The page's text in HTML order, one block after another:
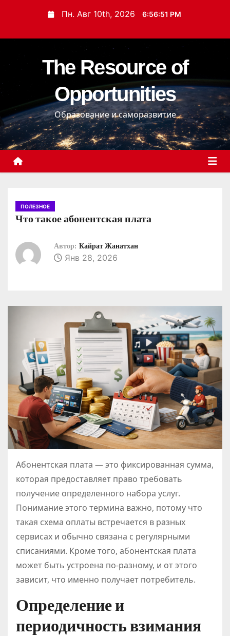
и
с
о
д
Пн. Авг 10th, 2026 6:56:52 PM
The Resource of
Opportunities
Образование и саморазвитие
ПОЛЕЗНОЕ
Что такое абонентская плата
Автор: Кайрат Жанатхан
Янв 28, 2026
Абонентская плата — это фиксированная сумма,
которая предоставляет право требовать
получение определенного набора услуг.
Понимание этого термина важно, потому что
такая схема оплаты встречается в разных
сервисах и обычно связана с регулярными
списаниями. Кроме того, абонентская плата
может быть устроена по-разному, и от этого
зависит, что именно получает потребитель.
Определение и
периодичность взимания